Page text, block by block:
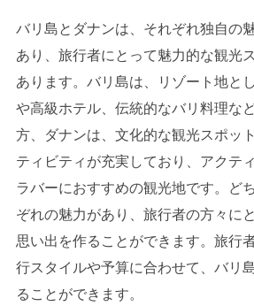
バリ島とダナンは、それぞれ独自の
あり、旅行者にとって魅力的な観光
あります。バリ島は、リゾート地と
や高級ホテル、伝統的なバリ料理な
方、ダナンは、文化的な観光スポッ
ティビティが充実しており、アクテ
ラバーにおすすめの観光地です。ど
ぞれの魅力があり、旅行者の方々に
思い出を作ることができます。旅行
行スタイルや予算に合わせて、バリ
ることができます。